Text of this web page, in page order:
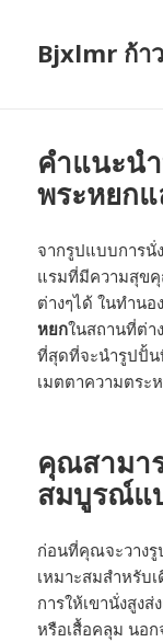
Bjxlmr ก้า
คำแนะน
พระหยก
จากรูปแบบการนั่
แรมที่มีความสุข
ต่างๆได้ ในทำน
หยกในสถานที่ต่
ที่สุดที่จะนำรูปปั้
เมตตาความตระ
คุณสามา
สมบูรณ์แ
ก่อนที่คุณจะวาง
เหมาะสมสำหรับ
การให้เขานั่งสูง
หรือเสื้อคลุม นอ